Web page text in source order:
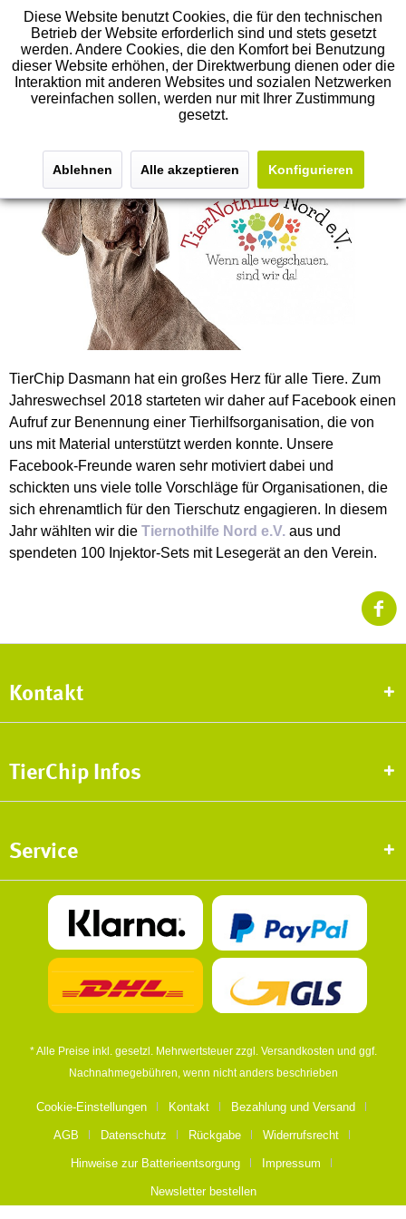
Miteinander Gutes tun
30.03.18 02:45
TierChip Dasmann hat ein großes Herz für alle Tiere. Zum
Jahreswechsel 2018 starteten wir daher auf Facebook einen
Aufruf zur Benennung einer Tierhilfsorganisation, die von
uns mit Material unterstützt werden konnte. Unsere
Facebook-Freunde waren sehr motiviert dabei und
schickten uns viele tolle Vorschläge für Organisationen, die
sich ehrenamtlich für den Tierschutz engagieren. In diesem
Jahr wählten wir die Tiernothilfe Nord e.V. aus und
spendeten 100 Injektor-Sets mit Lesegerät an den Verein.
Kontakt
TierChip Infos
Service
* Alle Preise inkl. gesetzl. Mehrwertsteuer zzgl. Versandkosten und ggf.
Nachnahmegebühren, wenn nicht anders beschrieben
Cookie-Einstellungen Kontakt Bezahlung und Versand
AGB Datenschutz Rückgabe Widerrufsrecht
Hinweise zur Batterieentsorgung Impressum
Newsletter bestellen
Diese Website benutzt Cookies, die für den technischen
Betrieb der Website erforderlich sind und stets gesetzt
werden. Andere Cookies, die den Komfort bei Benutzung
dieser Website erhöhen, der Direktwerbung dienen oder die
Interaktion mit anderen Websites und sozialen Netzwerken
vereinfachen sollen, werden nur mit Ihrer Zustimmung
gesetzt.
Ablehnen Alle akzeptieren Konfigurieren